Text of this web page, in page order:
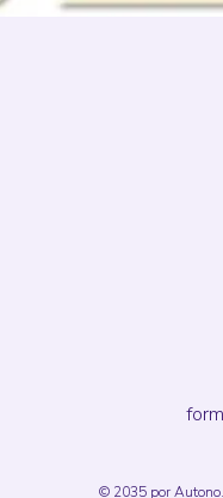
© 2035 por